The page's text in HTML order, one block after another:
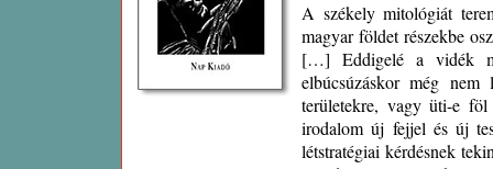
A székely mitológiát
magyar földet részekbe
[…] Eddigelé a vidék
elbúcsúzáskor még
területekre, vagy üti-e
irodalom új fejjel és új
létstratégiai kérdésnek